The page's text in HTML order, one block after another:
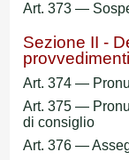
Art. 373 —
Sezione II -
provvedimenti
Art. 374 —
Art. 375 —
di consiglio
Art. 376 —